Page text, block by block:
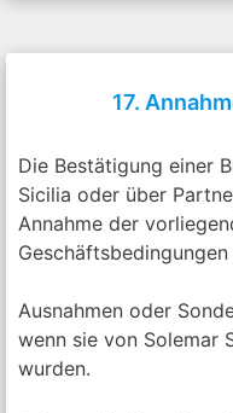
17.
Die Bestätigung einer
Sicilia oder über
Annahme der
Geschäftsbedingungen
Ausnahmen oder
wenn sie von Solemar
wurden.